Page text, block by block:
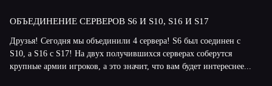
ОБЪЕДИНЕНИЕ СЕРВЕРОВ S6 И S10, S16 И S17
Друзья! Сегодня мы объединили 4 сервера! S6 был соединен с
S10, а S16 с S17! На двух получившихся серверах соберутся
крупные армии игроков, а это значит, что вам будет интереснее...